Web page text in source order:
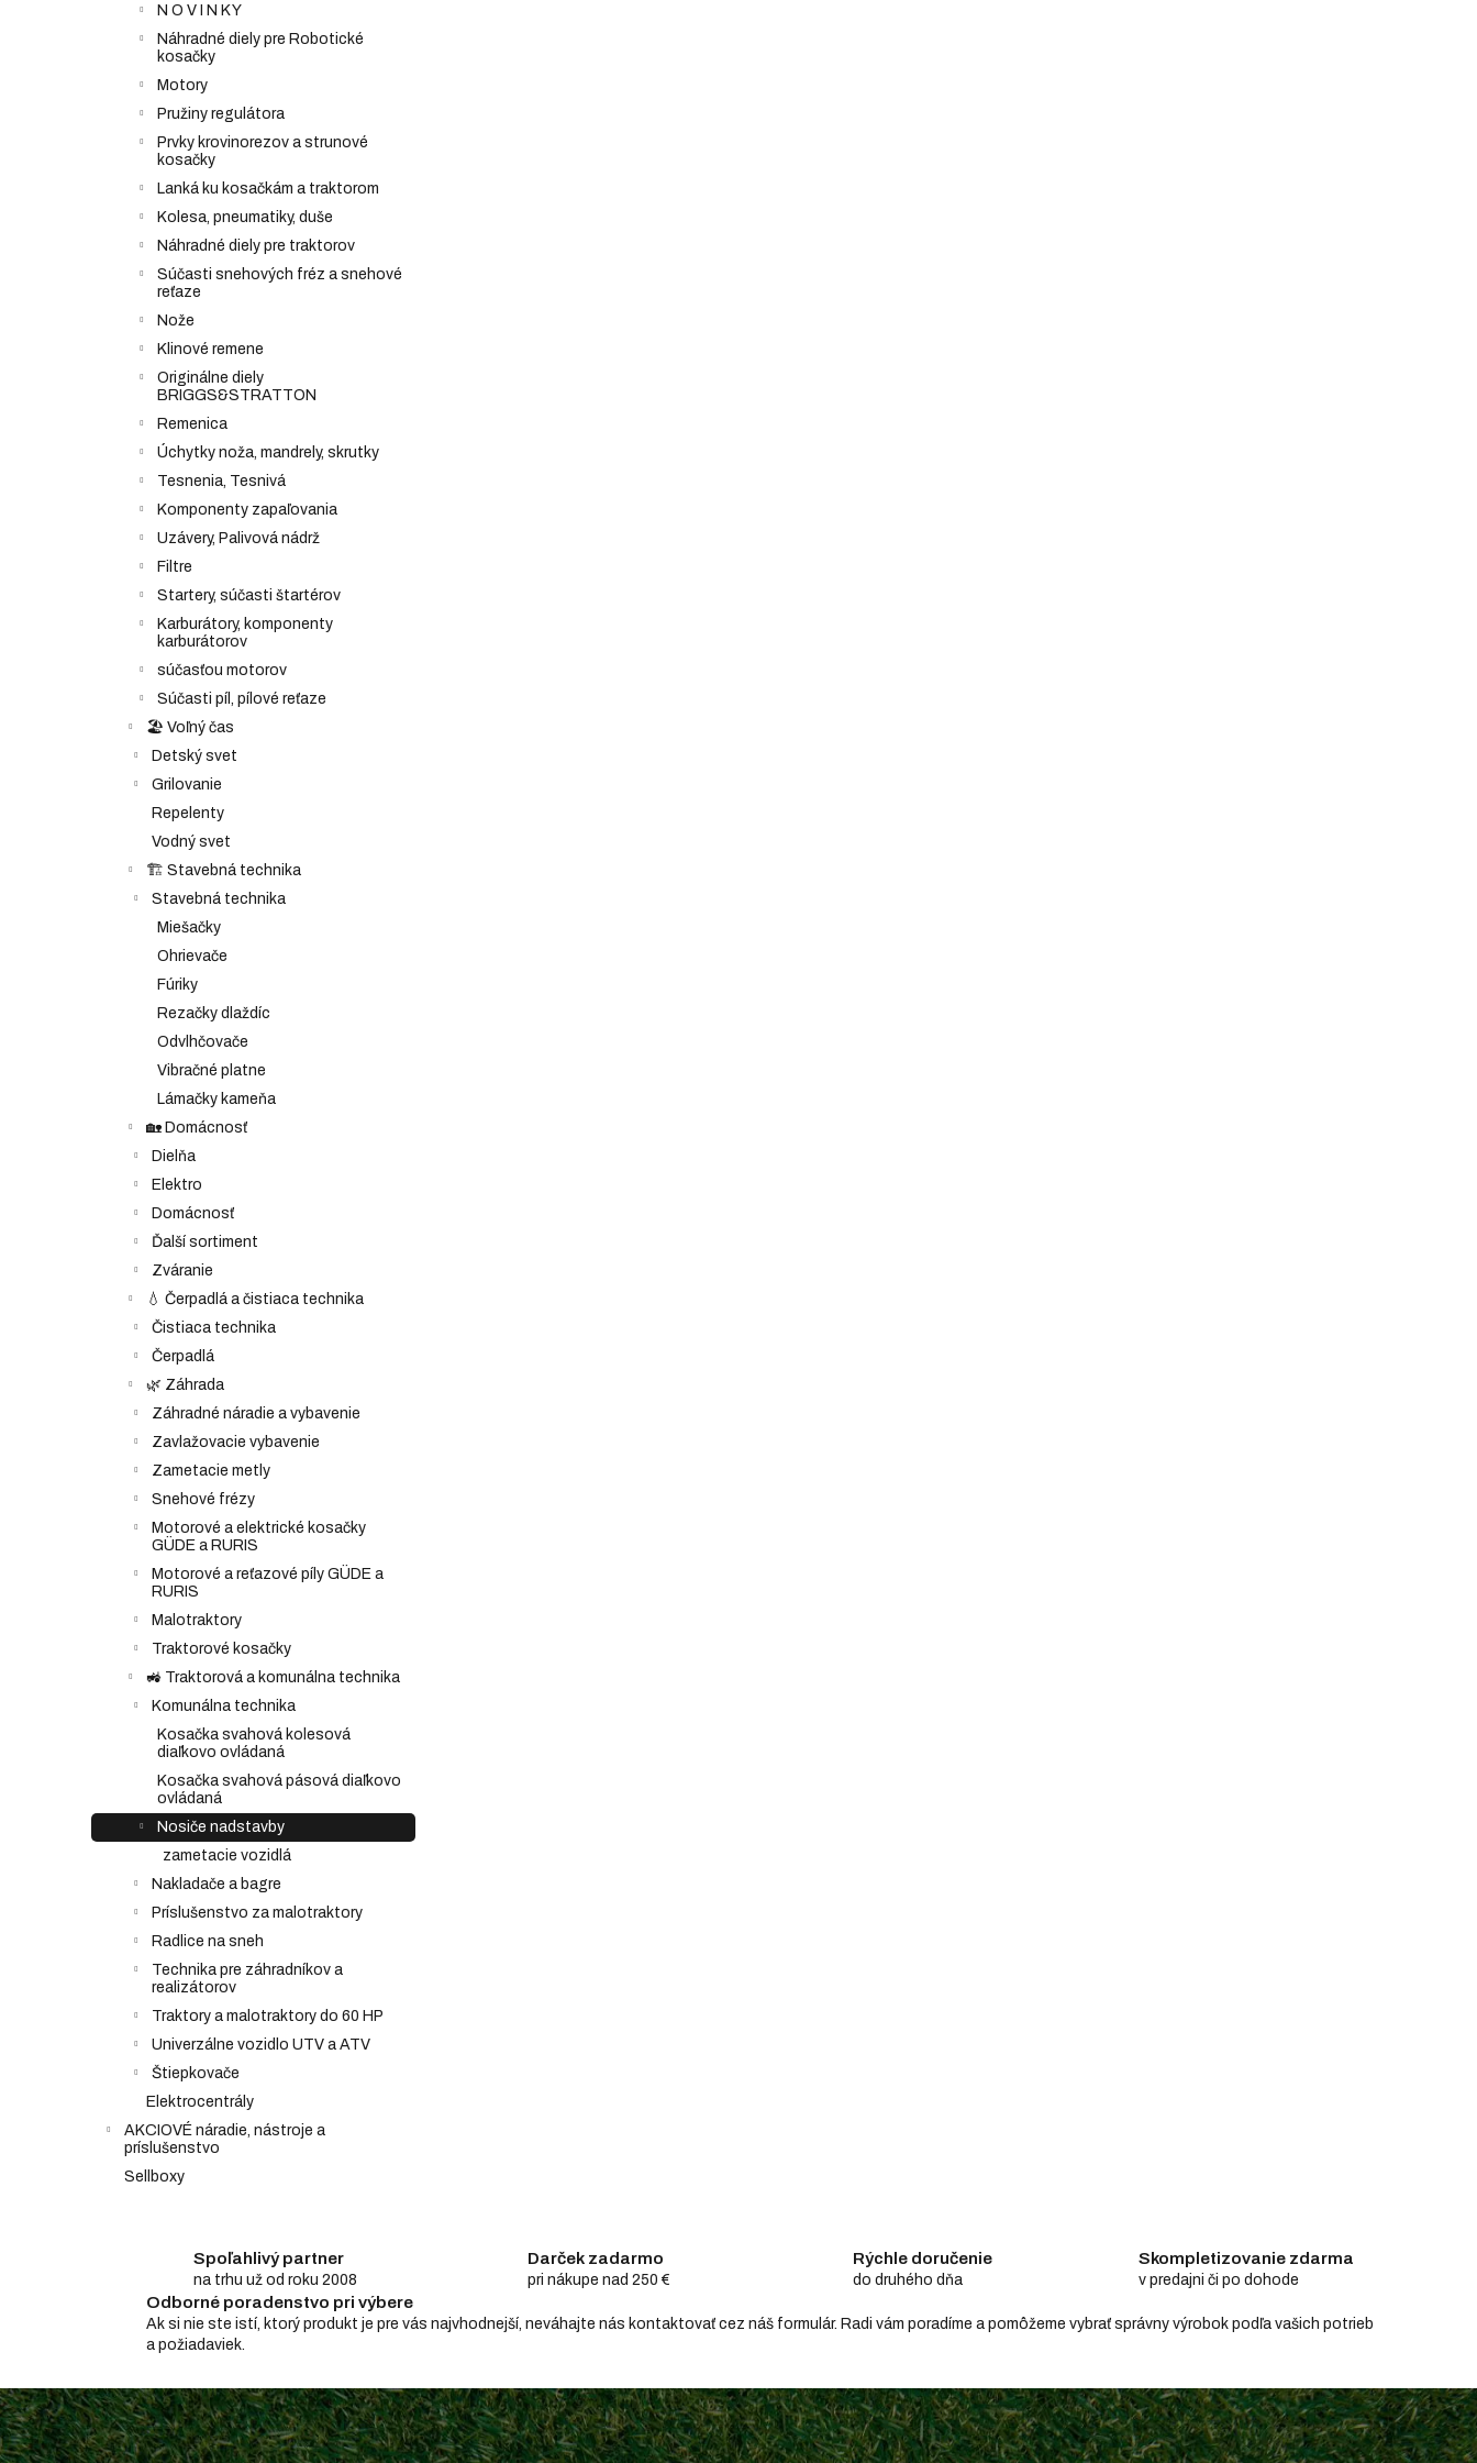
N O V I N K Y
Náhradné diely pre Robotické
kosačky
Motory
Pružiny regulátora
Prvky krovinorezov a strunové
kosačky
Lanká ku kosačkám a traktorom
Kolesa, pneumatiky, duše
Náhradné diely pre traktorov
Súčasti snehových fréz a snehové
reťaze
Nože
Klinové remene
Originálne diely
BRIGGS&STRATTON
Remenica
Úchytky noža, mandrely, skrutky
Tesnenia, Tesnivá
Komponenty zapaľovania
Uzávery, Palivová nádrž
Filtre
Startery, súčasti štartérov
Karburátory, komponenty
karburátorov
súčasťou motorov
Súčasti píl, pílové reťaze
🏖️ Voľný čas
Detský svet
Grilovanie
Repelenty
Vodný svet
🏗️ Stavebná technika
Stavebná technika
Miešačky
Ohrievače
Fúriky
Rezačky dlaždíc
Odvlhčovače
Vibračné platne
Lámačky kameňa
🏡 Domácnosť
Dielňa
Elektro
Domácnosť
Ďalší sortiment
Zváranie
💧 Čerpadlá a čistiaca technika
Čistiaca technika
Čerpadlá
🌿 Záhrada
Záhradné náradie a vybavenie
Zavlažovacie vybavenie
Zametacie metly
Snehové frézy
Motorové a elektrické kosačky
GÜDE a RURIS
Motorové a reťazové píly GÜDE a
RURIS
Malotraktory
Traktorové kosačky
🚜 Traktorová a komunálna technika
Komunálna technika
Kosačka svahová kolesová
diaľkovo ovládaná
Kosačka svahová pásová diaľkovo
ovládaná
Nosiče nadstavby
zametacie vozidlá
Nakladače a bagre
Príslušenstvo za malotraktory
Radlice na sneh
Technika pre záhradníkov a
realizátorov
Traktory a malotraktory do 60 HP
Univerzálne vozidlo UTV a ATV
Štiepkovače
Elektrocentrály
AKCIOVÉ náradie, nástroje a
príslušenstvo
Sellboxy
Spoľahlivý partner
na trhu už od roku 2008
Darček zadarmo
pri nákupe nad 250 €
Rýchle doručenie
do druhého dňa
Skompletizovanie zdarma
v predajni či po dohode
Odborné poradenstvo pri výbere
Ak si nie ste istí, ktorý produkt je pre vás najvhodnejší, neváhajte nás kontaktovať cez náš formulár. Radi vám poradíme a pomôžeme vybrať správny výrobok podľa vašich potrieb
a požiadaviek.
Z
á